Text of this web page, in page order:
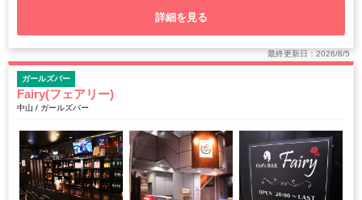
詳細を見る
最終更新日：2026/8/5
ガールズバー
Fairy(フェアリー)
中山 / ガールズバー